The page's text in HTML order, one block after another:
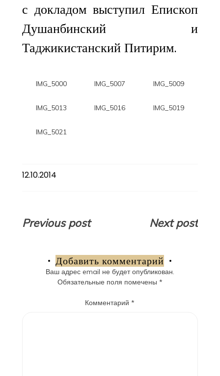
с докладом выступил Епископ
Душанбинский и
Таджикистанский Питирим.
IMG_5000 IMG_5007 IMG_5009
IMG_5013 IMG_5016 IMG_5019
IMG_5021
12.10.2014
Навигация
записям
Previous post Next post
Добавить комментарий
Ваш адрес email не будет опубликован.
Обязательные поля помечены *
Комментарий*